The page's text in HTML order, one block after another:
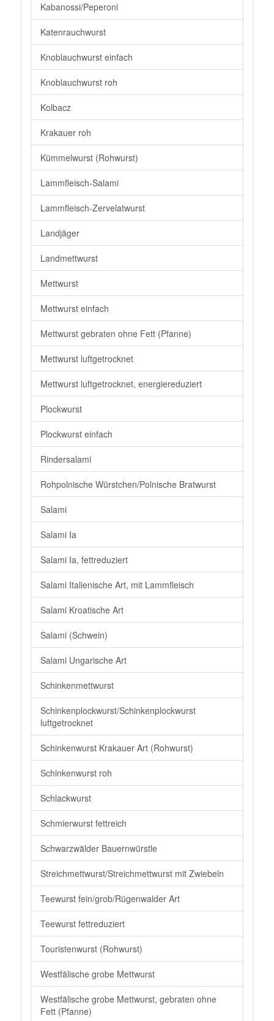
Kabanossi/Peperoni
Katenrauchwurst
Knoblauchwurst einfach
Knoblauchwurst roh
Kolbacz
Krakauer roh
Kümmelwurst (Rohwurst)
Lammfleisch-Salami
Lammfleisch-Zervelatwurst
Landjäger
Landmettwurst
Mettwurst
Mettwurst einfach
Mettwurst gebraten ohne Fett (Pfanne)
Mettwurst luftgetrocknet
Mettwurst luftgetrocknet, energiereduziert
Plockwurst
Plockwurst einfach
Rindersalami
Rohpolnische Würstchen/Polnische Bratwurst
Salami
Salami Ia
Salami Ia, fettreduziert
Salami Italienische Art, mit Lammfleisch
Salami Kroatische Art
Salami (Schwein)
Salami Ungarische Art
Schinkenmettwurst
Schinkenplockwurst/Schinkenplockwurst
luftgetrocknet
Schinkenwurst Krakauer Art (Rohwurst)
Schinkenwurst roh
Schlackwurst
Schmierwurst fettreich
Schwarzwälder Bauernwürstle
Streichmettwurst/Streichmettwurst mit Zwiebeln
Teewurst fein/grob/Rügenwalder Art
Teewurst fettreduziert
Touristenwurst (Rohwurst)
Westfälische grobe Mettwurst
Westfälische grobe Mettwurst, gebraten ohne
Fett (Pfanne)